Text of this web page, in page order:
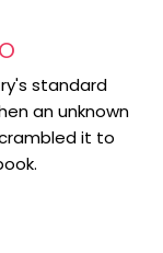
standard
an unknown
it to